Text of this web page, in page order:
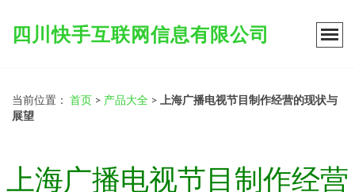
四川快手互联网信息有限公司
当前位置： 首页 > 产品大全 >
上海广播电视节目制作经营的现状与
展望
上海广播电视节目制作经营